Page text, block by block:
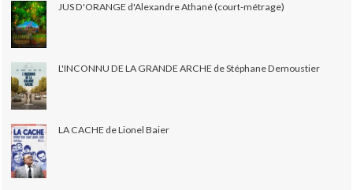
JUS D'ORANGE d'Alexandre Athané (court-métrage)
L'INCONNU DE LA GRANDE ARCHE de Stéphane Demoustier
LA CACHE de Lionel Baier